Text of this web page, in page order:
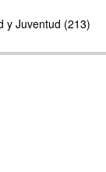
y Juventud (213)